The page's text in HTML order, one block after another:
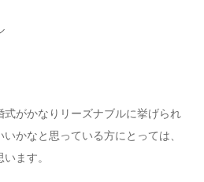
がかなりリーズナブルに挙げられ
かなと思っている方にとっては、
ます。